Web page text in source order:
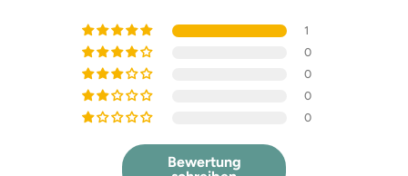
1
0
0
0
0
Bewertung